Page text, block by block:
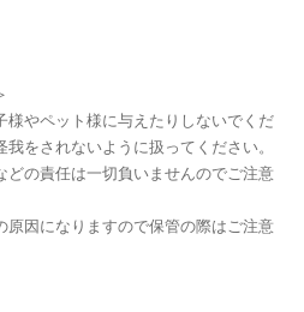
様やペット様に与えたりしないでくだ
をされないように扱ってください。
どの責任は一切負いませんのでご注意
原因になりますので保管の際はご注意